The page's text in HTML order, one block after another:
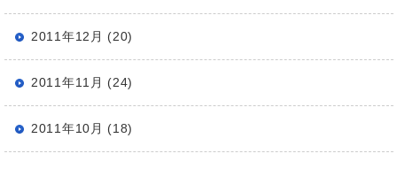
2011年12月 (20)
2011年11月 (24)
2011年10月 (18)